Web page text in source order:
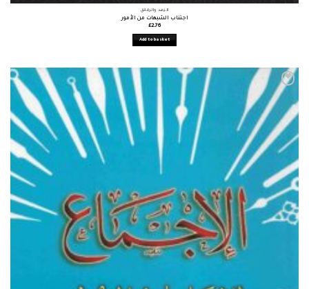
الزهد والرقائق
اجتناب الشبهات من الأمور
£2.76
Add to basket